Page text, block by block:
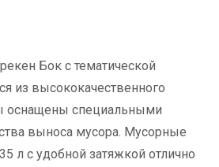
Бок с тематической
из высококачественного
оснащены специальными
выноса мусора. Мусорные
л с удобной затяжкой отлично